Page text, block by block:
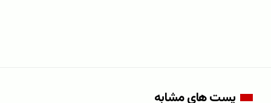
پست های مشابه